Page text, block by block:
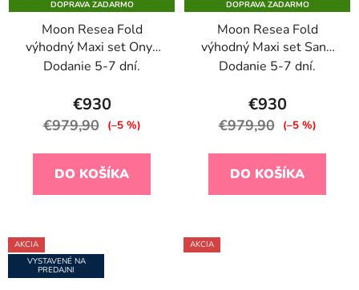
DOPRAVA ZADARMO
Moon Resea Fold
výhodný Maxi set Onyx
2026
Dodanie 5-7 dní.
€930
€979,90 (–5 %)
DO KOŠÍKA
DOPRAVA ZADARMO
Moon Resea Fold
výhodný Maxi set Sand
2026
Dodanie 5-7 dní.
€930
€979,90 (–5 %)
DO KOŠÍKA
AKCIA
VYSTAVENÉ NA
PREDAJNI
AKCIA